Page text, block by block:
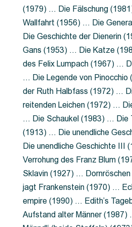
(1979) … Die Fälschung
Wallfahrt (1956) … Die
Die Geschichte der Dienerin
Gans (1953) … Die Katze
des Felix Lumpach (1967) …
… Die Legende von Pinocchio
der Ruth Halbfass (1972) …
reitenden Leichen (1972) …
… Die Schaukel (1983) … Die
(1913) … Die unendliche
Die unendliche Geschichte III
Verrohung des Franz Blum
Sklavin (1927) …
jagt Frankenstein (1970) …
empire (1990) … Edith’s
Aufstand alter Männer (1987)